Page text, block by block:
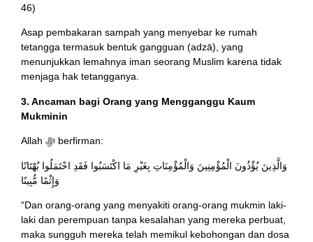
46)
Asap pembakaran sampah yang menyebar ke rumah
tetangga termasuk bentuk gangguan (adzā), yang
menunjukkan lemahnya iman seorang Muslim karena tidak
menjaga hak tetangganya.
3. Ancaman bagi Orang yang Mengganggu Kaum
Mukminin
Allah ﷻ berfirman:
وَالَّذِينَ يُؤْذُونَ الْمُؤْمِنِينَ وَالْمُؤْمِنَاتِ بِغَيْرِ مَا اكْتَسَبُوا فَقَدِ احْتَمَلُوا بُهْتَانًا
وَإِثْمًا مُّبِينًا
“Dan orang-orang yang menyakiti orang-orang mukmin laki-
laki dan perempuan tanpa kesalahan yang mereka perbuat,
maka sungguh mereka telah memikul kebohongan dan dosa